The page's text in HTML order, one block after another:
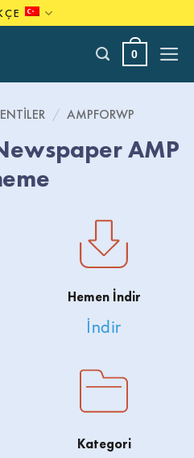
0
/ AMPFORWP
AMP
Hemen İndir
İndir
Kategori